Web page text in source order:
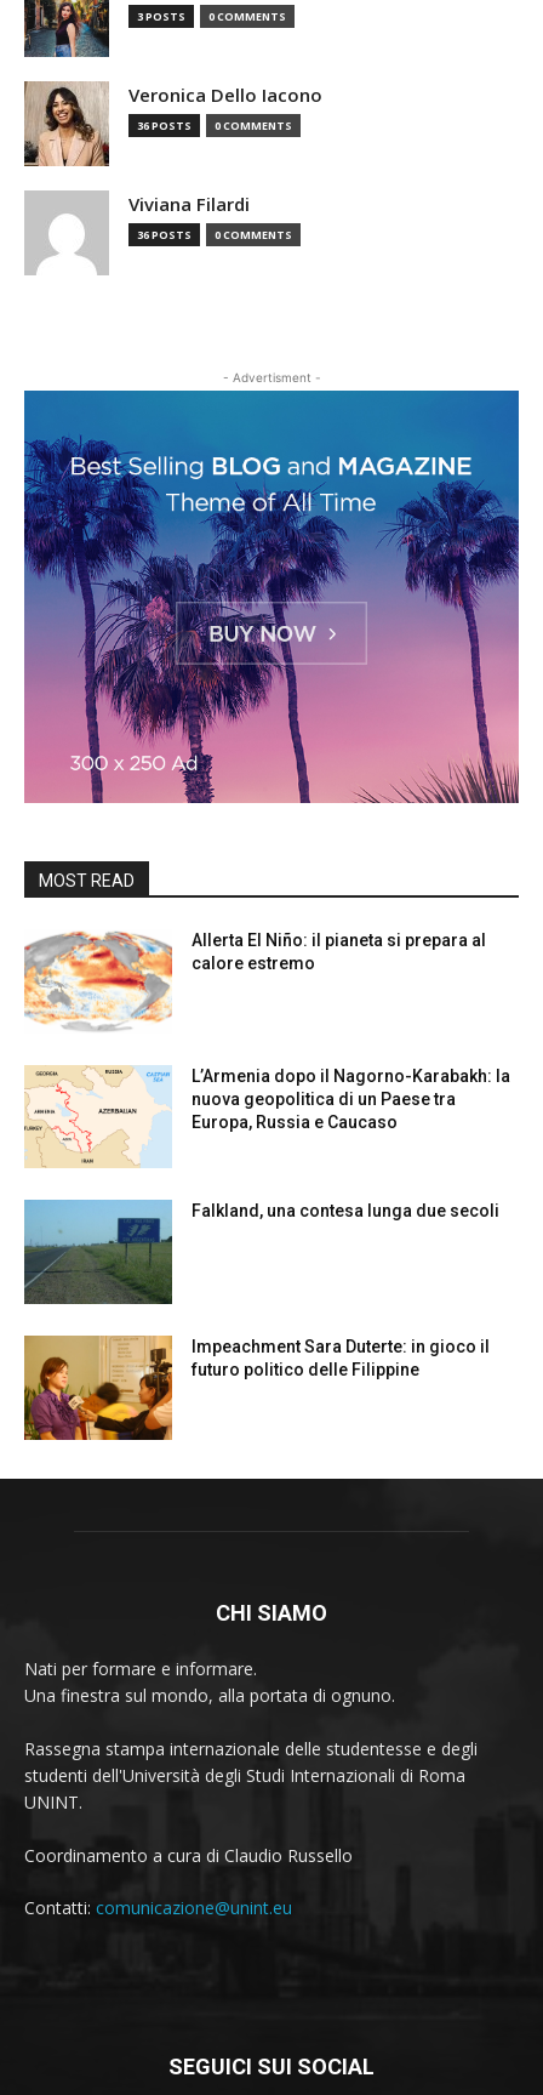
3 POSTS 0 COMMENTS
Veronica Dello Iacono
36 POSTS 0 COMMENTS
Viviana Filardi
36 POSTS 0 COMMENTS
- Advertisment -
MOST READ
Allerta El Niño: il pianeta si prepara al
calore estremo
L’Armenia dopo il Nagorno-Karabakh: la
nuova geopolitica di un Paese tra
Europa, Russia e Caucaso
Falkland, una contesa lunga due secoli
Impeachment Sara Duterte: in gioco il
futuro politico delle Filippine
CHI SIAMO
Nati per formare e informare.
Una finestra sul mondo, alla portata di ognuno.
Rassegna stampa internazionale delle studentesse e degli
studenti dell'Università degli Studi Internazionali di Roma
UNINT.
Coordinamento a cura di Claudio Russello
Contatti: comunicazione@unint.eu
SEGUICI SUI SOCIAL